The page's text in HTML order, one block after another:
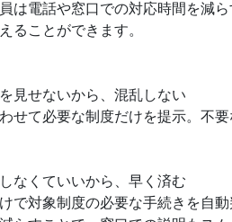
は電話や窓口での対応時間を減
ることができます。
見せないから、混乱しない
せて必要な制度だけを提示。不
なくていいから、早く済む
で対象制度の必要な手続きを自